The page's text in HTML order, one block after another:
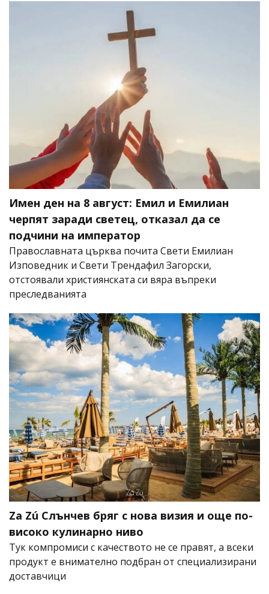
Имен ден на 8 август: Емил и Емилиан
черпят заради светец, отказал да се
подчини на император
Православната църква почита Свети Емилиан
Изповедник и Свети Трендафил Загорски,
отстоявали християнската си вяра въпреки
преследванията
Za Zú Слънчев бряг с нова визия и още по-
високо кулинарно ниво
Тук компромиси с качеството не се правят, а всеки
продукт е внимателно подбран от специализирани
доставчици